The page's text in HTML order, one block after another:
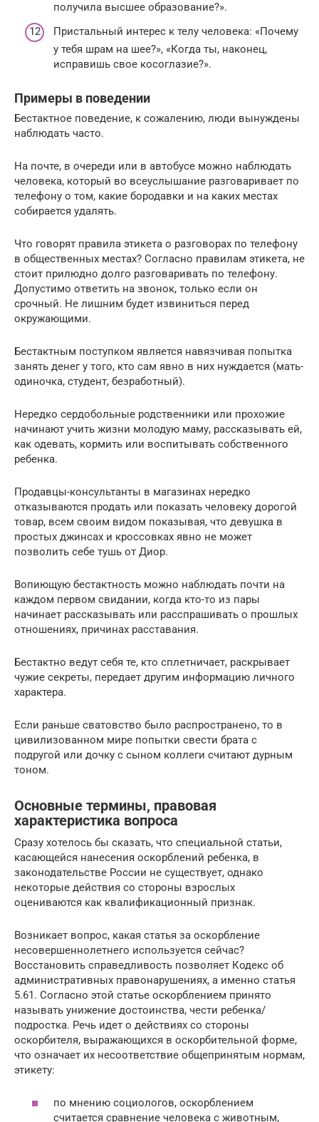
получила высшее образование?».
Пристальный интерес к телу человека: «Почему
у тебя шрам на шее?», «Когда ты, наконец,
исправишь свое косоглазие?».
Примеры в поведении
Бестактное поведение, к сожалению, люди вынуждены
наблюдать часто.
На почте, в очереди или в автобусе можно наблюдать
человека, который во всеуслышание разговаривает по
телефону о том, какие бородавки и на каких местах
собирается удалять.
Что говорят правила этикета о разговорах по телефону
в общественных местах? Согласно правилам этикета, не
стоит прилюдно долго разговаривать по телефону.
Допустимо ответить на звонок, только если он
срочный. Не лишним будет извиниться перед
окружающими.
Бестактным поступком является навязчивая попытка
занять денег у того, кто сам явно в них нуждается (мать-
одиночка, студент, безработный).
Нередко сердобольные родственники или прохожие
начинают учить жизни молодую маму, рассказывать ей,
как одевать, кормить или воспитывать собственного
ребенка.
Продавцы-консультанты в магазинах нередко
отказываются продать или показать человеку дорогой
товар, всем своим видом показывая, что девушка в
простых джинсах и кроссовках явно не может
позволить себе тушь от Диор.
Вопиющую бестактность можно наблюдать почти на
каждом первом свидании, когда кто-то из пары
начинает рассказывать или расспрашивать о прошлых
отношениях, причинах расставания.
Бестактно ведут себя те, кто сплетничает, раскрывает
чужие секреты, передает другим информацию личного
характера.
Если раньше сватовство было распространено, то в
цивилизованном мире попытки свести брата с
подругой или дочку с сыном коллеги считают дурным
тоном.
Основные термины, правовая
характеристика вопроса
Сразу хотелось бы сказать, что специальной статьи,
касающейся нанесения оскорблений ребенка, в
законодательстве России не существует, однако
некоторые действия со стороны взрослых
оцениваются как квалификационный признак.
Возникает вопрос, какая статья за оскорбление
несовершеннолетнего используется сейчас?
Восстановить справедливость позволяет Кодекс об
административных правонарушениях, а именно статья
5.61. Согласно этой статье оскорблением принято
называть унижение достоинства, чести ребенка/
подростка. Речь идет о действиях со стороны
оскорбителя, выражающихся в оскорбительной форме,
что означает их несоответствие общепринятым нормам,
этикету:
по мнению социологов, оскорблением
считается сравнение человека с животным,